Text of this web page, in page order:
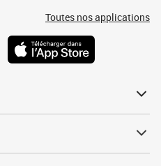
Toutes nos applications